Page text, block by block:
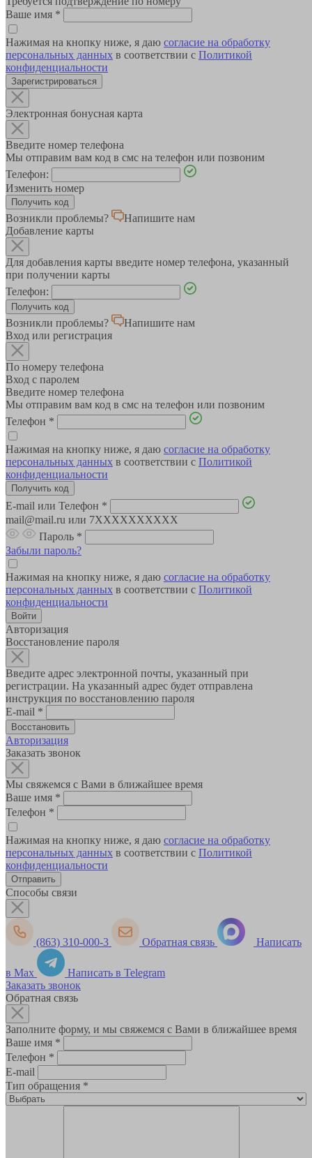
Ваше имя *
Нажимая на кнопку ниже, я даю согласие на обработку
персональных данных в соответствии с Политикой
конфиденциальности
Зарегистрироваться
Электронная бонусная карта
Введите номер телефона
Мы отправим вам код в смс на телефон или позвоним
Телефон:
Изменить номер
Возникли проблемы?
Напишите нам
Добавление карты
Для добавления карты введите номер телефона, указанный
при получении карты
Телефон:
Возникли проблемы?
Напишите нам
Вход или регистрация
По номеру телефона
Вход с паролем
Введите номер телефона
Мы отправим вам код в смс на телефон или позвоним
Телефон *
Нажимая на кнопку ниже, я даю согласие на обработку
персональных данных в соответствии с Политикой
конфиденциальности
E-mail или Телефон *
mail@mail.ru или 7XXXXXXXXXX
Пароль *
Забыли пароль?
Нажимая на кнопку ниже, я даю согласие на обработку
персональных данных в соответствии с Политикой
конфиденциальности
Авторизация
Восстановление пароля
Введите адрес электронной почты, указанный при
регистрации. На указанный адрес будет отправлена
инструкция по восстановлению пароля
E-mail *
Авторизация
Заказать звонок
Мы свяжемся с Вами в ближайшее время
Ваше имя *
Телефон *
Нажимая на кнопку ниже, я даю согласие на обработку
персональных данных в соответствии с Политикой
конфиденциальности
Способы связи
(863) 310-000-3 Обратная связь Написать
в Max
Написать в Telegram
Заказать звонок
Обратная связь
Заполните форму, и мы свяжемся с Вами в ближайшее время
Ваше имя *
Телефон *
E-mail
Тип обращения *